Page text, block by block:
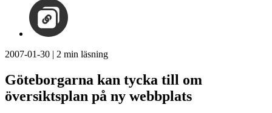
2007-01-30 | 2 min läsning
Göteborgarna kan tycka till om
översiktsplan på ny webbplats